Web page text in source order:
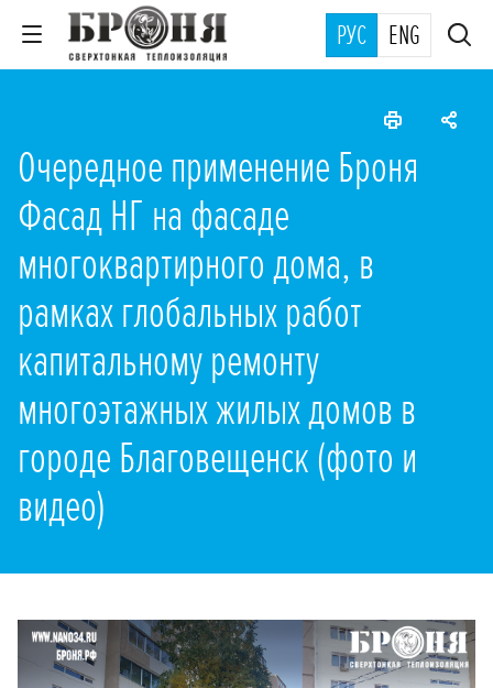
РУС ENG
Очередное применение Броня
Фасад НГ на фасаде
многоквартирного дома, в
рамках глобальных работ
капитальному ремонту
многоэтажных жилых домов в
городе Благовещенск (фото и
видео)